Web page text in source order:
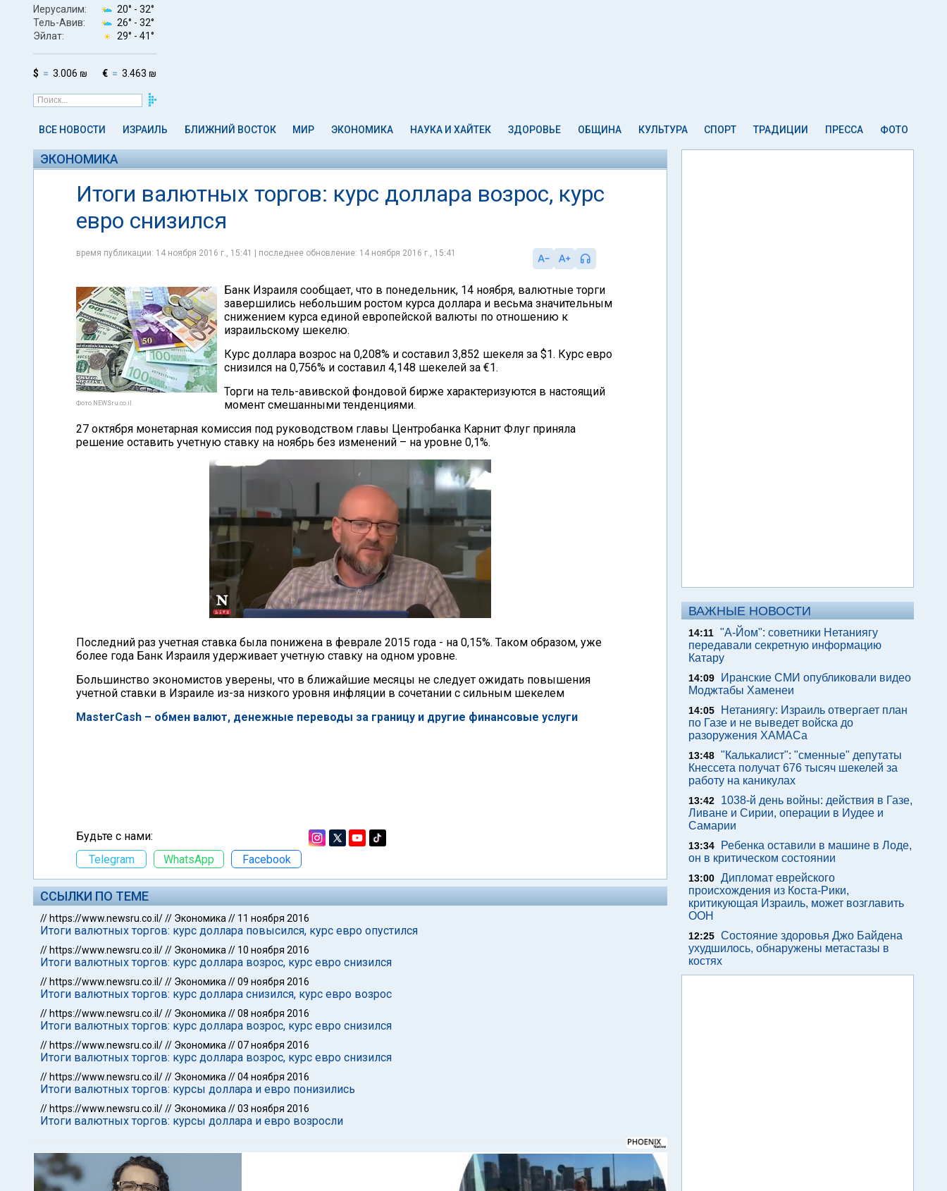
Иерусалим: 20° - 32°
Тель-Авив:
26° - 32°
Эйлат:
29° - 41°
$ 3.006 ₪ € 3.463 ₪
ВСЕ НОВОСТИ ИЗРАИЛЬ БЛИЖНИЙ ВОСТОК МИР ЭКОНОМИКА НАУКА И ХАЙТЕК ЗДОРОВЬЕ ОБЩИНА КУЛЬТУРА СПОРТ ТРАДИЦИИ ПРЕССА ФОТО
ЭКОНОМИКА
Итоги валютных торгов: курс доллара возрос, курс
евро снизился
время публикации: 14 ноября 2016 г., 15:41 | последнее обновление: 14 ноября 2016 г., 15:41
Фото NEWSru.co.il
Банк Израиля сообщает, что в понедельник, 14 ноября, валютные торги
завершились небольшим ростом курса доллара и весьма значительным
снижением курса единой европейской валюты по отношению к
израильскому шекелю.
Курс доллара возрос на 0,208% и составил 3,852 шекеля за $1. Курс евро
снизился на 0,756% и составил 4,148 шекелей за €1.
Торги на тель-авивской фондовой бирже характеризуются в настоящий
момент смешанными тенденциями.
27 октября монетарная комиссия под руководством главы Центробанка Карнит Флуг приняла
решение оставить учетную ставку на ноябрь без изменений – на уровне 0,1%.
Последний раз учетная ставка была понижена в феврале 2015 года - на 0,15%. Таком образом, уже
более года Банк Израиля удерживает учетную ставку на одном уровне.
Большинство экономистов уверены, что в ближайшие месяцы не следует ожидать повышения
учетной ставки в Израиле из-за низкого уровня инфляции в сочетании с сильным шекелем
MasterCash – обмен валют, денежные переводы за границу и другие финансовые услуги
Будьте с нами:
Telegram
WhatsApp Facebook
ССЫЛКИ ПО ТЕМЕ
// https://www.newsru.co.il/// Экономика // 11 ноября 2016
Итоги валютных торгов: курс доллара повысился, курс евро опустился
// https://www.newsru.co.il/// Экономика // 10 ноября 2016
Итоги валютных торгов: курс доллара возрос, курс евро снизился
// https://www.newsru.co.il/// Экономика //09 ноября 2016
Итоги валютных торгов: курс доллара снизился, курс евро возрос
// https://www.newsru.co.il/// Экономика //08 ноября 2016
Итоги валютных торгов: курс доллара возрос, курс евро снизился
// https://www.newsru.co.il/// Экономика //07 ноября 2016
Итоги валютных торгов: курс доллара возрос, курс евро снизился
// https://www.newsru.co.il/// Экономика //04 ноября 2016
Итоги валютных торгов: курсы доллара и евро понизились
// https://www.newsru.co.il/// Экономика //03 ноября 2016
Итоги валютных торгов: курсы доллара и евро возросли
ВАЖНЫЕ НОВОСТИ
14:11 "А-Йом": советники Нетаниягу
передавали секретную информацию
Катару
14:09
Иранские СМИ опубликовали видео
Моджтабы Хаменеи
14:05
Нетаниягу: Израиль отвергает план
по Газе и не выведет войска до
разоружения ХАМАСа
13:48 "Калькалист": "сменные" депутаты
Кнессета получат 676 тысяч шекелей за
работу на каникулах
13:42
1038-й день войны: действия в Газе,
Ливане и Сирии, операции в Иудее и
Самарии
13:34
Ребенка оставили в машине в Лоде,
он в критическом состоянии
13:00 Дипломат еврейского
происхождения из Коста-Рики,
критикующая Израиль, может возглавить
ООН
12:25 Состояние здоровья Джо Байдена
ухудшилось, обнаружены метастазы в
костях